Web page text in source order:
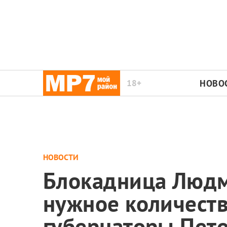
18+
НОВОСТИ
Блокадница
нужное